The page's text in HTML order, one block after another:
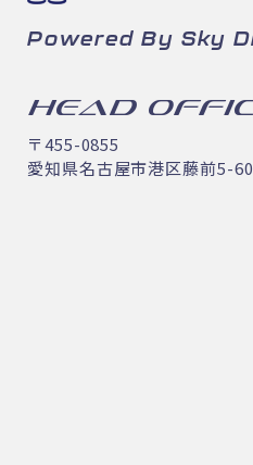
Powered By Sky
HEAD
〒455-0855
愛知県名古屋市港区藤前5-